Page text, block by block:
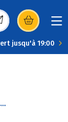
dans une
jusqu'à 19:00